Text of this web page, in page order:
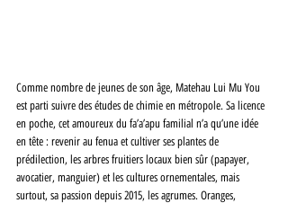
Comme nombre de jeunes de son âge, Matehau Lui Mu You
est parti suivre des études de chimie en métropole. Sa licence
en poche, cet amoureux du fa’a’apu familial n’a qu’une idée
en tête : revenir au fenua et cultiver ses plantes de
prédilection, les arbres fruitiers locaux bien sûr (papayer,
avocatier, manguier) et les cultures ornementales, mais
surtout, sa passion depuis 2015, les agrumes. Oranges,